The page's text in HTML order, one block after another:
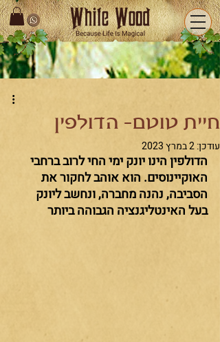
חיית טוטם- הדולפין
עודכן:2 במרץ 2023
הדולפין הינו יונק ימי החי לרוב ברחבי
האוקיינוסים. הוא אוהב לחקור את
הסביבה, נהנה מחברה, ונחשב ליונק
בעל האינטליגנציה הגבוהה ביותר